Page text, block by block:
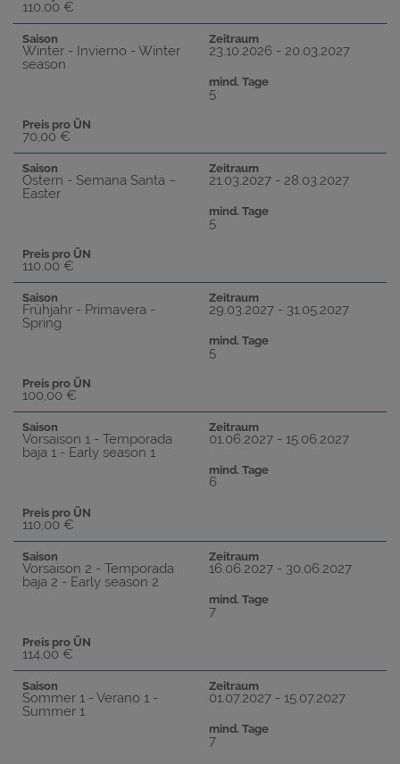
110,00 €
Saison
Winter - Invierno - Winter
season
Zeitraum
23.10.2026 - 20.03.2027
mind. Tage
5
Preis pro ÜN
70,00 €
Saison
Ostern - Semana Santa –
Easter
Zeitraum
21.03.2027 - 28.03.2027
mind. Tage
5
Preis pro ÜN
110,00 €
Saison
Frühjahr - Primavera -
Spring
Zeitraum
29.03.2027 - 31.05.2027
mind. Tage
5
Preis pro ÜN
100,00 €
Saison
Vorsaison 1 - Temporada
baja 1 - Early season 1
Zeitraum
01.06.2027 - 15.06.2027
mind. Tage
6
Preis pro ÜN
110,00 €
Saison
Vorsaison 2 - Temporada
baja 2 - Early season 2
Zeitraum
16.06.2027 - 30.06.2027
mind. Tage
7
Preis pro ÜN
114,00 €
Saison
Sommer 1 - Verano 1 -
Summer 1
Zeitraum
01.07.2027 - 15.07.2027
mind. Tage
7